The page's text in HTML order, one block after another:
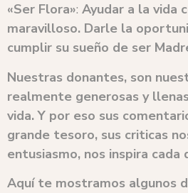
«Ser Flora»: Ayudar a la vida
maravilloso. Darle la
cumplir su sueño de ser
Nuestras donantes, son
realmente generosas y
vida. Y por eso sus
grande tesoro, sus criticas
entusiasmo, nos inspira cada
Aquí te mostramos algunos